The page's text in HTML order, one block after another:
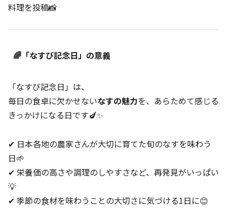
料理を投稿📸
🌈「なすび記念日」の意義
「なすび記念日」は、
毎日の食卓に欠かせないなすの魅力を、あらためて感じる
きっかけになる日です🍆✨
✔ 日本各地の農家さんが大切に育てた旬のなすを味わう
日🌱
✔ 栄養価の高さや調理のしやすさなど、再発見がいっぱい
💡
✔ 季節の食材を味わうことの大切さに気づける1日に😊